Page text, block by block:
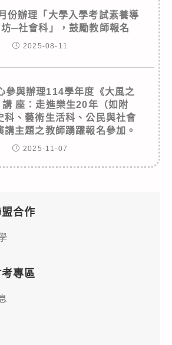
份辦理「大學入學考試素養導
─社會科」，鼓勵教師報名
2025-08-11
參與辦理114學年度《大風之
講 座：走進樂生20年（如附
科、藝術生活科、公民與社會
講主題之教師踴躍報名參加。
2025-11-07
合作
專區